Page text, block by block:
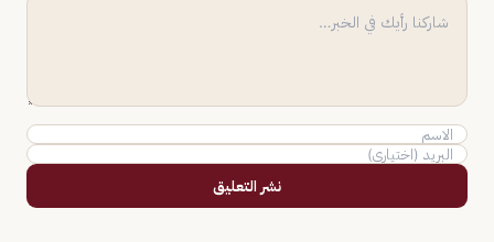
نشر التعليق